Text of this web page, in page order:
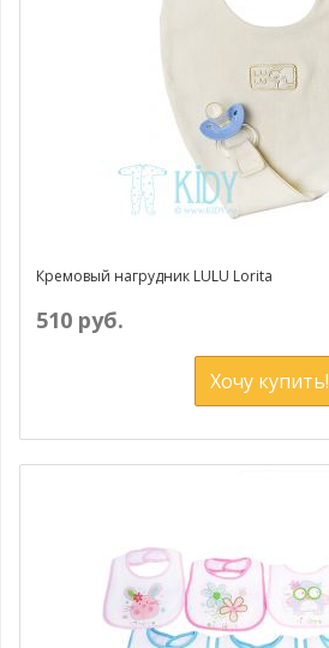
Кремовый нагрудник LULU Lorita
510 руб.
Хочу купить!